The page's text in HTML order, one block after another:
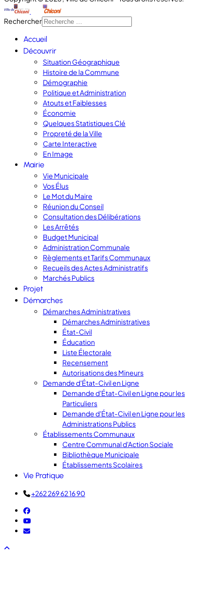
Rechercher
Accueil
Découvrir
Situation Géographique
Histoire de la Commune
Démographie
Politique et Administration
Atouts et Faiblesses
Économie
Quelques Statistiques Clé
Propreté de la Ville
Carte Interactive
En Image
Mairie
Vie Municipale
Vos Élus
Le Mot du Maire
Réunion du Conseil
Consultation des Délibérations
Les Arrêtés
Budget Municipal
Administration Communale
Règlements et Tarifs Communaux
Recueils des Actes Administratifs
Marchés Publics
Projet
Démarches
Démarches Administratives
Démarches Administratives
État-Civil
Éducation
Liste Électorale
Recensement
Autorisations des Mineurs
Demande d'État-Civil en Ligne
Demande d'État-Civil en Ligne pour les
Particuliers
Demande d'État-Civil en Ligne pour les
Administrations Publics
Établissements Communaux
Centre Communal d'Action Sociale
Bibliothèque Municipale
Établissements Scolaires
Vie Pratique
+262 269 62 16 90